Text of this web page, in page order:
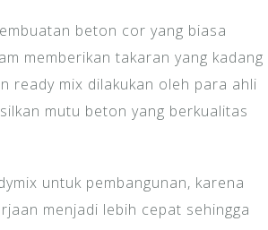
beton cor yang biasa
memberikan takaran yang kadang
ready mix dilakukan oleh para ahli
mutu beton yang berkualitas
untuk pembangunan, karena
menjadi lebih cepat sehingga